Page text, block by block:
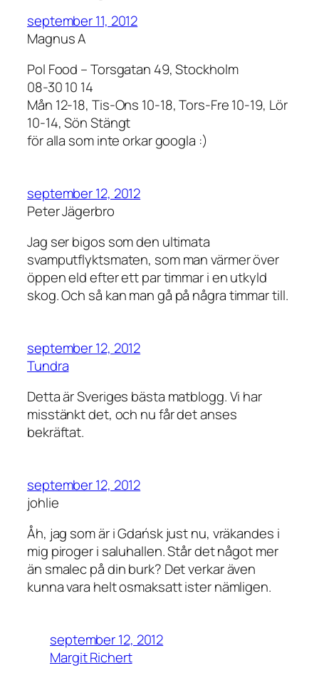
september 11, 2012
Magnus A
Pol Food – Torsgatan 49, Stockholm
08-30 10 14
Mån 12-18, Tis-Ons 10-18, Tors-Fre 10-19, Lör
10-14, Sön Stängt
för alla som inte orkar googla :)
september 12, 2012
Peter Jägerbro
Jag ser bigos som den ultimata
svamputflyktsmaten, som man värmer över
öppen eld efter ett par timmar i en utkyld
skog. Och så kan man gå på några timmar till.
september 12, 2012
Tundra
Detta är Sveriges bästa matblogg. Vi har
misstänkt det, och nu får det anses
bekräftat.
september 12, 2012
johlie
Åh, jag som är i Gdańsk just nu, vräkandes i
mig piroger i saluhallen. Står det något mer
än smalec på din burk? Det verkar även
kunna vara helt osmaksatt ister nämligen.
september 12, 2012
Margit Richert